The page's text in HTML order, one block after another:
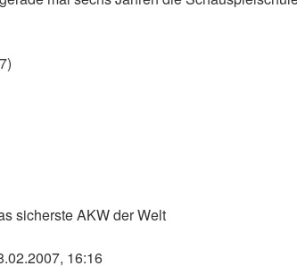
sicherste AKW der Welt
16:16